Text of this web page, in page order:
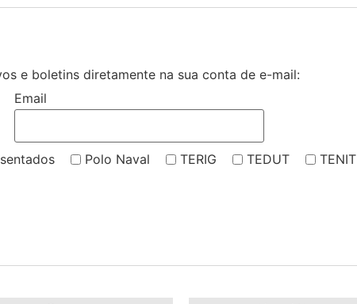
e boletins diretamente na sua conta de e-mail:
Email
Polo Naval TERIG TEDUT TENIT